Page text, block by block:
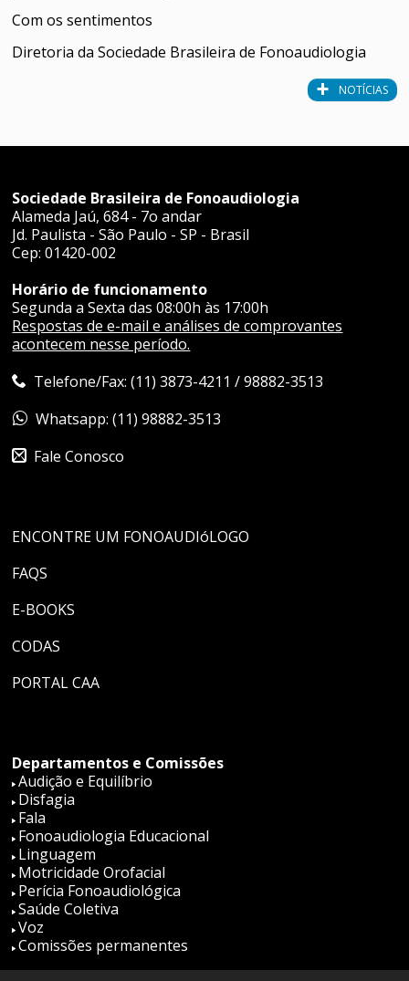
Com os sentimentos
Diretoria da Sociedade Brasileira de Fonoaudiologia
NOTÍCIAS
Sociedade Brasileira de Fonoaudiologia
Alameda Jaú, 684 - 7o andar
Jd. Paulista - São Paulo - SP - Brasil
Cep: 01420-002
Horário de funcionamento
Segunda a Sexta das 08:00h às 17:00h
Respostas de e-mail e análises de comprovantes
acontecem nesse período.
Telefone/Fax: (11) 3873-4211 / 98882-3513
Whatsapp: (11) 98882-3513
Fale Conosco
ENCONTRE UM FONOAUDIóLOGO
FAQS
E-BOOKS
CODAS
PORTAL CAA
Departamentos e Comissões
Audição e Equilíbrio
Disfagia
Fala
Fonoaudiologia Educacional
Linguagem
Motricidade Orofacial
Perícia Fonoaudiológica
Saúde Coletiva
Voz
Comissões permanentes